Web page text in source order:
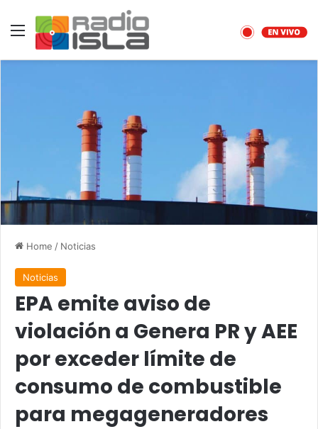
Menu
Home / Noticias
Noticias
EPA emite aviso de
violación a Genera PR y AEE
por exceder límite de
consumo de combustible
para megageneradores